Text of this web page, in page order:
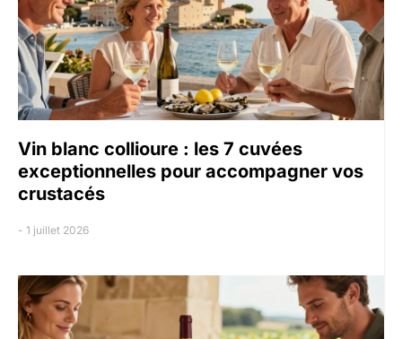
Vin blanc collioure : les 7 cuvées
exceptionnelles pour accompagner vos
crustacés
1 juillet 2026